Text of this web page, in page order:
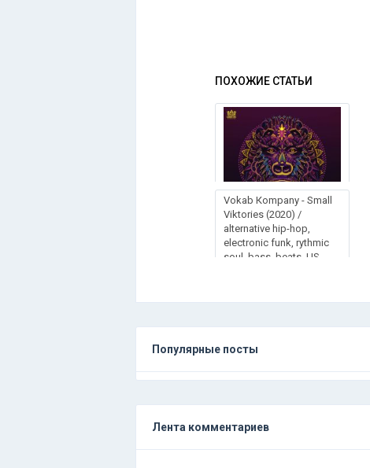
ПОХОЖИЕ СТАТЬИ
Vоkаb Коmраnу - Smаll
Vіktоrіеs (2020) /
alternative hip-hop,
electronic funk, rythmic
soul, bass, beats, US
Популярные посты
Лента комментариев